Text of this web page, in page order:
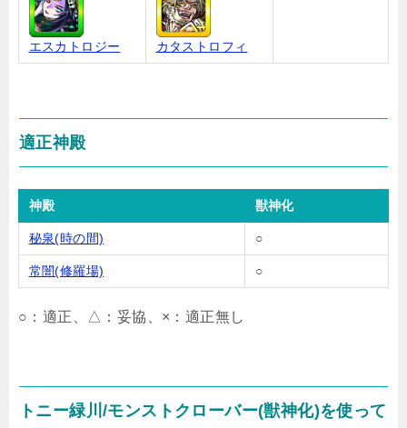
エスカトロジー カタストロフィ
適正神殿
神殿 獣神化
秘泉(時の間) ○
常闇(修羅場) ○
○：適正、△：妥協、×：適正無し
トニー緑川/モンストクローバー(獣神化)を使って